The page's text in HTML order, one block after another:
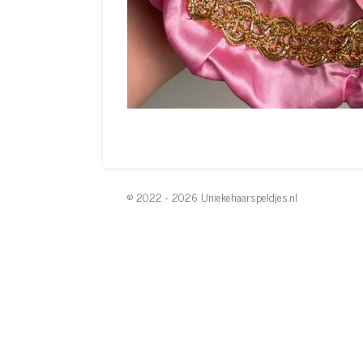
© 2022 - 2026 Uniekehaarspeldjes.nl